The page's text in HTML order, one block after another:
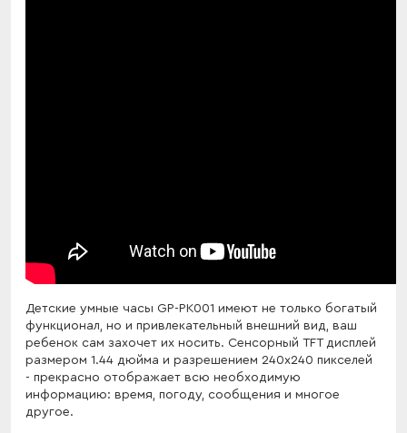
Детские умные часы GP-PK001 имеют не только богатый
функционал, но и привлекательный внешний вид, ваш
ребенок сам захочет их носить. Сенсорный TFT дисплей
размером 1.44 дюйма и разрешением 240х240 пикселей
- прекрасно отображает всю необходимую
информацию: время, погоду, сообщения и многое
другое.